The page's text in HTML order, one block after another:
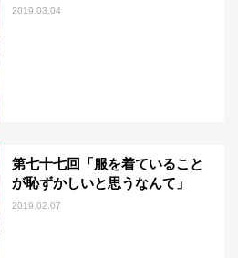
2019.03.04
第七十七回「服を着ていること
が恥ずかしいと思うなんて」
2019.02.07